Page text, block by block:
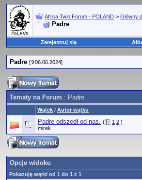
Africa Twin Forum - POLAND > Główny
Padre
Zarejestruj się
Padre [✞06.06.2024]
Tematy na Forum : Padre
Wątek / Autor wątku
Padre odszedł od nas. ( 1 2 )
mirek
Opcje widoku
Pokazuję wątki od 1 do 1 z 1